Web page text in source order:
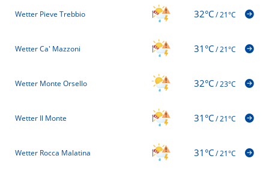
Wetter Pieve Trebbio 32°C/21°C
Wetter Ca' Mazzoni 31°C/21°C
Wetter Monte Orsello 32°C/23°C
Wetter Il Monte 31°C/21°C
Wetter Rocca Malatina 31°C/21°C